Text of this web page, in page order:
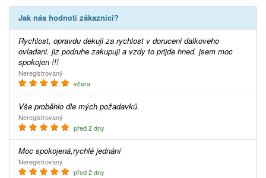
Jak nás hodnotí zákazníci?
Rychlost, opravdu dekuji za rychlost v doruceni dalkoveho
ovladani. jiz podruhe zakupuji a vzdy to prijde hned. jsem moc
spokojen !!!
Neregistrovaný
včera
Vše proběhlo dle mých požadavků.
Neregistrovaný
před 2 dny
Moc spokojená,rychlé jednání
Neregistrovaný
před 2 dny